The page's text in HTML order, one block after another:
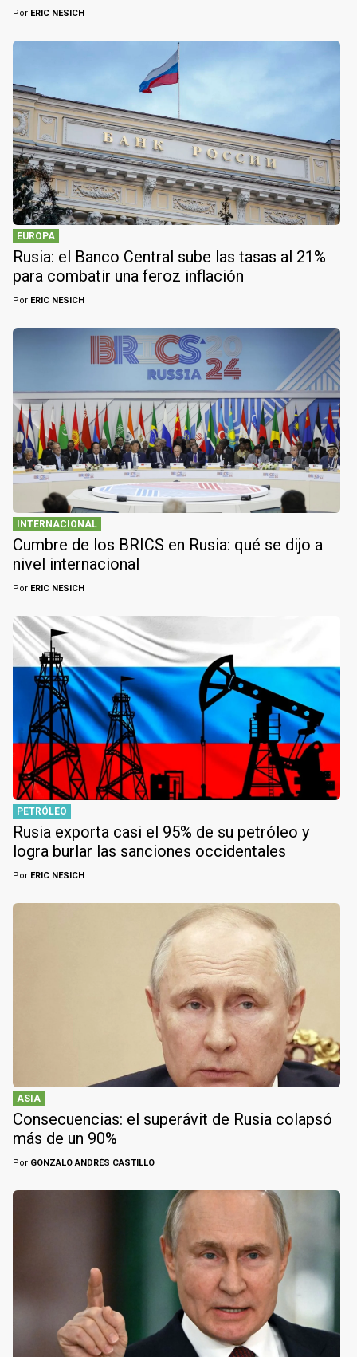
Por ERIC NESICH
EUROPA
Rusia: el Banco Central sube las tasas al 21%
para combatir una feroz inflación
Por ERIC NESICH
INTERNACIONAL
Cumbre de los BRICS en Rusia: qué se dijo a
nivel internacional
Por ERIC NESICH
PETRÓLEO
Rusia exporta casi el 95% de su petróleo y
logra burlar las sanciones occidentales
Por ERIC NESICH
ASIA
Consecuencias: el superávit de Rusia colapsó
más de un 90%
Por GONZALO ANDRÉS CASTILLO